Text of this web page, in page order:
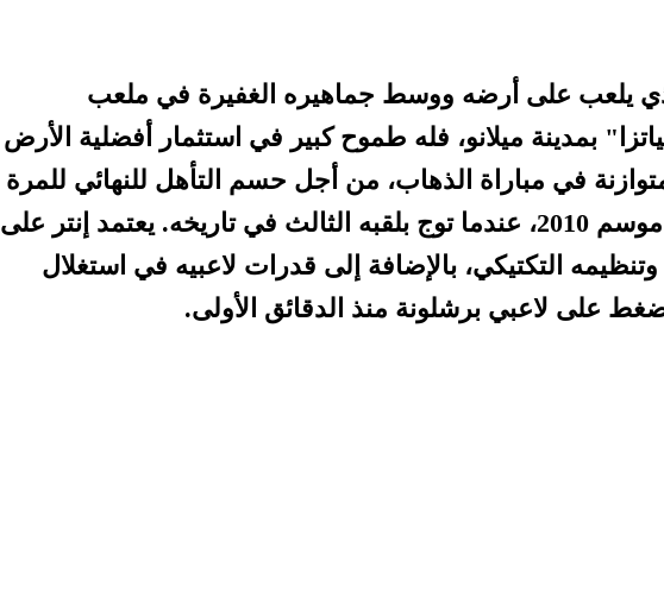
الذي يلعب على أرضه ووسط جماهيره الغفيرة في ملعب
بمدينة ميلانو، فله طموح كبير في استثمار أفضلية الأرض
في مباراة الذهاب، من أجل حسم التأهل للنهائي للمرة
الأولى منذ موسم 2010، عندما توج بلقبه الثالث في تاريخه. يعتمد إنتر على
التكتيكي، بالإضافة إلى قدرات لاعبيه في استغلال
على لاعبي برشلونة منذ الدقائق الأولى.